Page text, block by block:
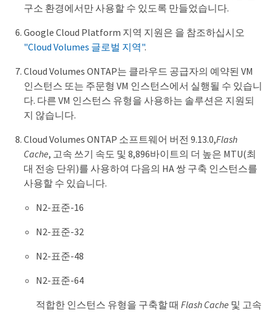
구소 환경에서만 사용할 수 있도록 만들었습니다.
Google Cloud Platform 지역 지원은 을 참조하십시오
"Cloud Volumes 글로벌 지역".
Cloud Volumes ONTAP는 클라우드 공급자의 예약된 VM
인스턴스 또는 주문형 VM 인스턴스에서 실행될 수 있습니
다. 다른 VM 인스턴스 유형을 사용하는 솔루션은 지원되
지 않습니다.
Cloud Volumes ONTAP 소프트웨어 버전 9.13.0,Flash
Cache, 고속 쓰기 속도 및 8,896바이트의 더 높은 MTU(최
대 전송 단위)를 사용하여 다음의 HA 쌍 구축 인스턴스를
사용할 수 있습니다.
N2-표준-16
N2-표준-32
N2-표준-48
N2-표준-64
적합한 인스턴스 유형을 구축할 때 Flash Cache 및 고속